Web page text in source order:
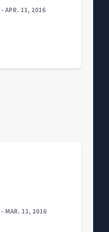
- APR. 11, 2016
- MAR. 11, 2016